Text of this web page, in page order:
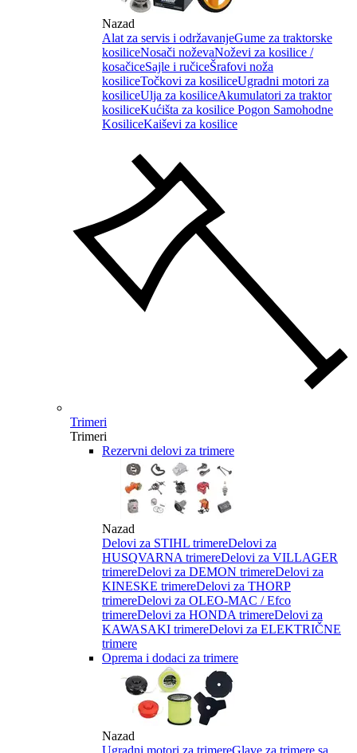
Nazad
Alat za servis i održavanjeGume za traktorske
kosiliceNosači noževaNoževi za kosilice /
kosačiceSajle i ručiceŠrafovi noža
kosiliceTočkovi za kosiliceUgradni motori za
kosiliceUlja za kosiliceAkumulatori za traktor
kosiliceKućišta za kosilice Pogon Samohodne
KosiliceKaiševi za kosilice
Trimeri
Trimeri
Rezervni delovi za trimere
Nazad
Delovi za STIHL trimereDelovi za
HUSQVARNA trimereDelovi za VILLAGER
trimereDelovi za DEMON trimereDelovi za
KINESKE trimereDelovi za THORP
trimereDelovi za OLEO-MAC / Efco
trimereDelovi za HONDA trimereDelovi za
KAWASAKI trimereDelovi za ELEKTRIČNE
trimere
Oprema i dodaci za trimere
Nazad
Ugradni motori za trimereGlave za trimere sa